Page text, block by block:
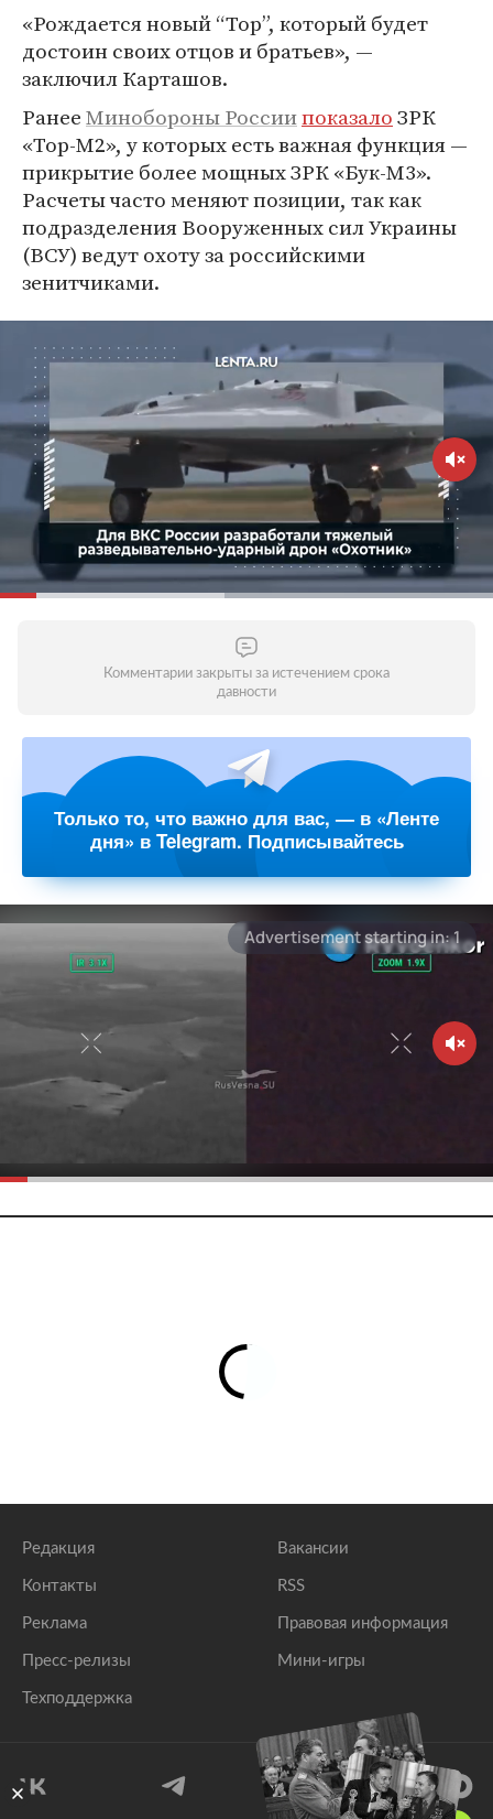
«Рождается новый “Тор”, который будет
достоин своих отцов и братьев», —
заключил Карташов.
РанееМинобороны РоссиипоказалоЗРК
«Тор-М2», у которых есть важная функция —
прикрытие более мощных ЗРК «Бук-М3».
Расчеты часто меняют позиции, так как
подразделения Вооруженных сил Украины
(ВСУ) ведут охоту за российскими
зенитчиками.
Комментарии закрыты за истечением срока
давности
Только то, что важно для вас, — в «Ленте
дня» в Telegram. Подписывайтесь
Редакция
Контакты
Реклама
Пресс-релизы
Техподдержка
Вакансии
RSS
Правовая информация
Мини-игры